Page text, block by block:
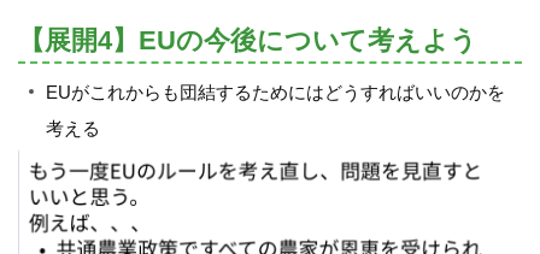
【展開4】EUの今後について考えよう
EUがこれからも団結するためにはどうすればいいのかを
考える